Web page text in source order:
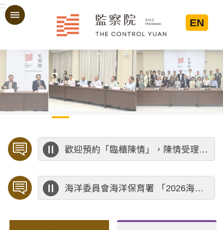
跳到主要內容區塊
:::
EN
歡迎預約「臨櫃陳情」，陳情受理中心將優先排定人員與您接談，釐清案情爭點後收案處理，以節省您的寶貴時間。
海洋委員會海洋保育署 「2026海洋保育創意短影音競賽」活動